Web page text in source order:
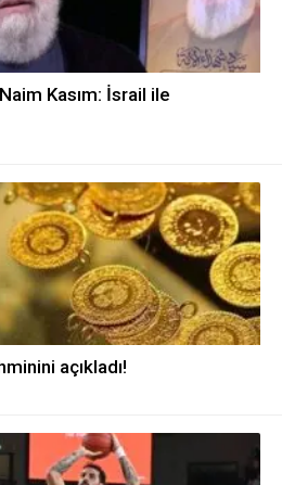
Kasım: İsrail ile
açıkladı!